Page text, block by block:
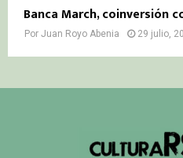
Banca March, coinversión
Por Juan Royo Abenia 29 julio,